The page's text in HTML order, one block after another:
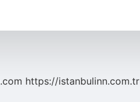
https://istanbulinn.com.tr